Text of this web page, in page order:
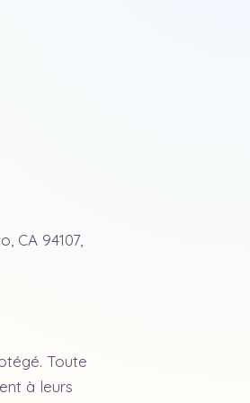
CA 94107,
Toute
à leurs